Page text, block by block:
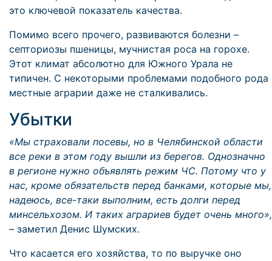
это ключевой показатель качества.
Помимо всего прочего, развиваются болезни –
септориозы пшеницы, мучнистая роса на горохе.
Этот климат абсолютно для Южного Урала не
типичен. С некоторыми проблемами подобного рода
местные аграрии даже не сталкивались.
Убытки
«Мы страховали посевы, но в Челябинской области
все реки в этом году вышли из берегов. Однозначно
в регионе нужно объявлять режим ЧС. Потому что у
нас, кроме обязательств перед банками, которые мы,
надеюсь, все-таки выполним, есть долги перед
минсельхозом. И таких аграриев будет очень много»,
– заметил Денис Шумских.
Что касается его хозяйства, то по выручке оно